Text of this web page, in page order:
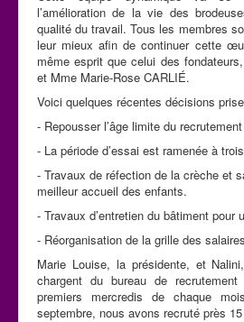
l’amélioration de la vie des
qualité du travail. Tous les membres
leur mieux afin de continuer cette
même esprit que celui des
et Mme Marie-Rose CARLIÉ.
Voici quelques récentes décisions
- Repousser l’âge limite du
- La période d’essai est ramenée à
- Travaux de réfection de la crèche et
meilleur accueil des enfants.
- Travaux d’entretien du bâtiment pour
- Réorganisation de la grille des
Marie Louise, la présidente, et
chargent du bureau de
premiers mercredis de chaque
septembre, nous avons recruté près